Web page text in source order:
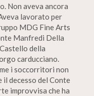
Non aveva ancora
lavorato per
MDG Fine Arts
Manfredi Della
della
carducciano.
i soccorritori non
decesso del Conte
improvvisa che ha